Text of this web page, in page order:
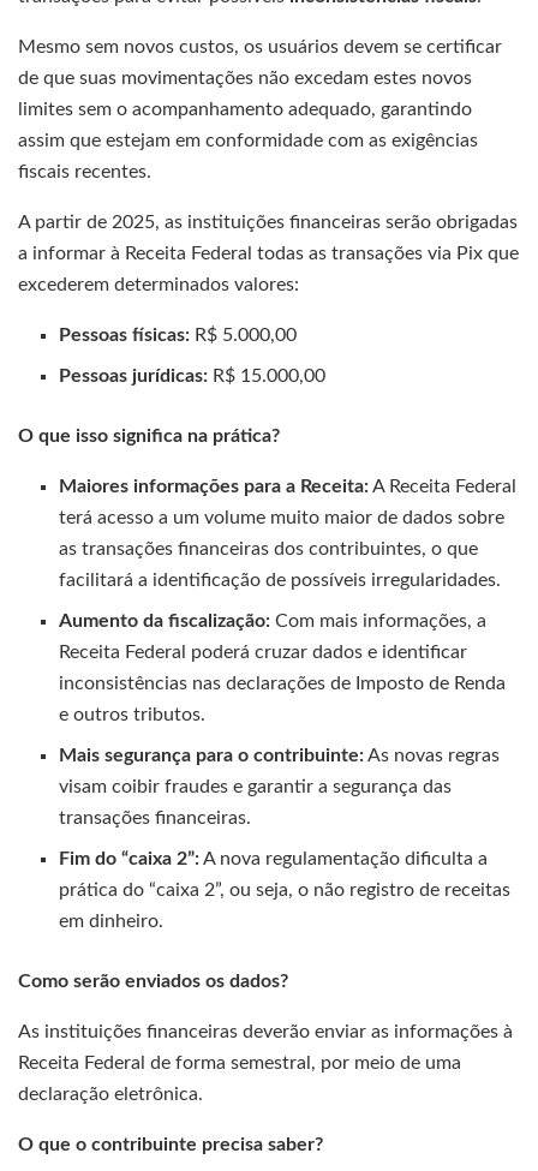
Mesmo sem novos custos, os usuários devem se certificar
de que suas movimentações não excedam estes novos
limites sem o acompanhamento adequado, garantindo
assim que estejam em conformidade com as exigências
fiscais recentes.
A partir de 2025, as instituições financeiras serão obrigadas
a informar à Receita Federal todas as transações via Pix que
excederem determinados valores:
Pessoas físicas: R$ 5.000,00
Pessoas jurídicas: R$ 15.000,00
O que isso significa na prática?
Maiores informações para a Receita:A Receita Federal
terá acesso a um volume muito maior de dados sobre
as transações financeiras dos contribuintes, o que
facilitará a identificação de possíveis irregularidades.
Aumento da fiscalização: Com mais informações, a
Receita Federal poderá cruzar dados e identificar
inconsistências nas declarações de Imposto de Renda
e outros tributos.
Mais segurança para o contribuinte:As novas regras
visam coibir fraudes e garantir a segurança das
transações financeiras.
Fim do “caixa 2”:A nova regulamentação dificulta a
prática do “caixa 2”, ou seja, o não registro de receitas
em dinheiro.
Como serão enviados os dados?
As instituições financeiras deverão enviar as informações à
Receita Federal de forma semestral, por meio de uma
declaração eletrônica.
O que o contribuinte precisa saber?